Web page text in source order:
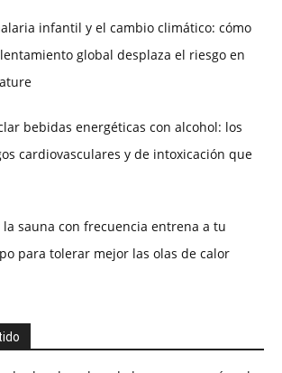
infantil y el cambio climático: cómo
global desplaza el riesgo en
bebidas energéticas con alcohol: los
cardiovasculares y de intoxicación que
la sauna con frecuencia entrena a tu
para tolerar mejor las olas de calor